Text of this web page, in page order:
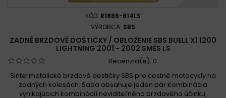
KÓD: R1886-614LS
VÝROBCA: SBS
ZADNÉ BRZDOVÉ DOŠTIČKY / OBLOŽENIE SBS BUELL X1 1200
LIGHTNING 2001 - 2002 SMĚS LS
Recenzia(e): 0
Sintermetalické brzdové destičky SBS pre cestné motocykly na
zadných kolesách. Sada obsahuje jeden pár Kombinácia
vynikajúcich kombinácií neviditeľného brzdového účinku,